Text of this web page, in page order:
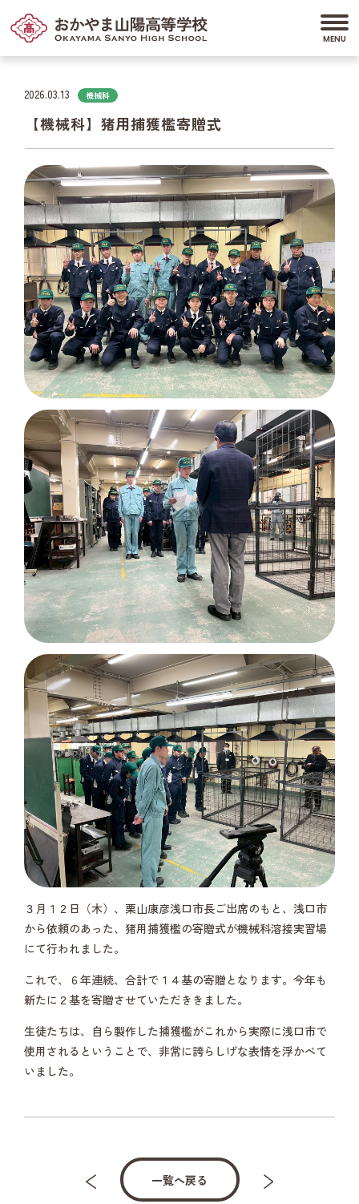
2026.03.13 機械科
【機械科】猪用捕獲檻寄贈式
３月１２日（木）、栗山康彦浅口市長ご出席のもと、浅口市
から依頼のあった、猪用捕獲檻の寄贈式が機械科溶接実習場
にて行われました。
これで、６年連続、合計で１４基の寄贈となります。今年も
新たに２基を寄贈させていただききました。
生徒たちは、自ら製作した捕獲檻がこれから実際に浅口市で
使用されるということで、非常に誇らしげな表情を浮かべて
いました。
一覧へ戻る